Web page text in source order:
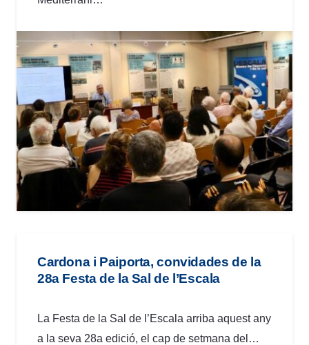
Cardona i Paiporta, convidades de la
28a Festa de la Sal de l’Escala
La Festa de la Sal de l’Escala arriba aquest any
a la seva 28a edició, el cap de setmana del…